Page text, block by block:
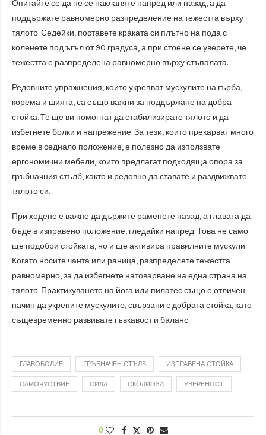
Опитайте се да не се накланяте напред или назад, а да
поддържате равномерно разпределение на тежестта върху
тялото. Седейки, поставете краката си плътно на пода с
коленете под ъгъл от 90 градуса, а при стоене се уверете, че
тежестта е разпределена равномерно върху стъпалата.
Редовните упражнения, които укрепват мускулите на гърба,
корема и шията, са също важни за поддържане на добра
стойка. Те ще ви помогнат да стабилизирате тялото и да
избегнете болки и напрежение. За тези, които прекарват много
време в седнало положение, е полезно да използвате
ергономични мебели, които предлагат подходяща опора за
гръбначния стълб, както и редовно да ставате и раздвижвате
тялото си.
При ходене е важно да държите раменете назад, а главата да
бъде в изправено положение, гледайки напред. Това не само
ще подобри стойката, но и ще активира правилните мускули.
Когато носите чанта или раница, разпределете тежестта
равномерно, за да избегнете натоварване на една страна на
тялото. Практикуването на йога или пилатес също е отличен
начин да укрепите мускулите, свързани с добрата стойка, като
същевременно развивате гъвкавост и баланс.
ГЛАВОБОЛИЕ ГРЪБНАЧЕН СТЪЛБ ИЗПРАВЕНА СТОЙКА
САМОЧУСТВИЕ СИЛА СКОЛИОЗА УВЕРЕНОСТ
0